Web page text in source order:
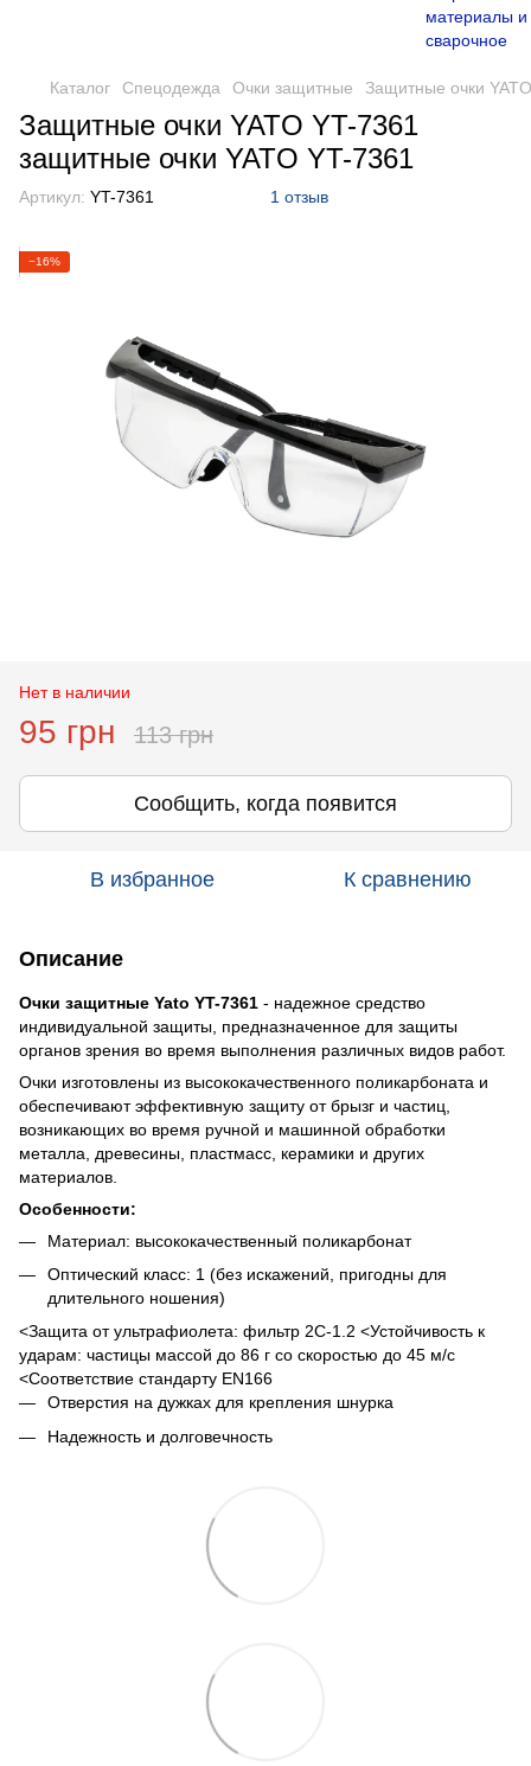
Каталог Спецодежда Очки защитные Защитные очки
Защитные очки YATO YT-7361
защитные очки YATO YT-7361
Артикул: YT-7361 1 отзыв
−16%
Нет в наличии
95 грн 113 грн
Сообщить, когда появится
В избранное К сравнению
Описание
Очки защитные Yato YT-7361 - надежное средство
индивидуальной защиты, предназначенное для защиты
органов зрения во время выполнения различных видов работ.
Очки изготовлены из высококачественного поликарбоната и
обеспечивают эффективную защиту от брызг и частиц,
возникающих во время ручной и машинной обработки
металла, древесины, пластмасс, керамики и других
материалов.
Особенности:
Материал: высококачественный поликарбонат
Оптический класс: 1 (без искажений, пригодны для
длительного ношения)
<Защита от ультрафиолета: фильтр 2C-1.2 <Устойчивость к
ударам: частицы массой до 86 г со скоростью до 45 м/с
<Соответствие стандарту EN166
Отверстия на дужках для крепления шнурка
Надежность и долговечность